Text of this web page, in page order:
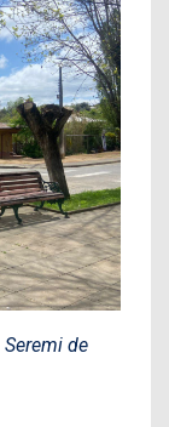
de